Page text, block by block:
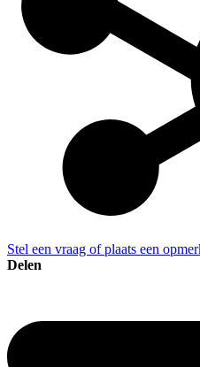
Stel een vraag of plaats een
Delen